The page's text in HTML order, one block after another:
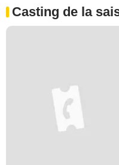
Casting de la